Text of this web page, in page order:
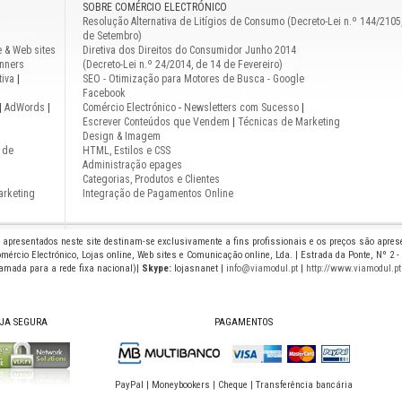
Web sites
AdWords
de
SOBRE COMÉRCIO ELECTRÓNICO
Resolução Alternativa de Litígios de Consumo (Decreto-Lei n.º 144/
de Setembro)
Diretiva dos Direitos do Consumidor Junho 2014
(Decreto-Lei n.º 24/2014, de 14 de Fevereiro)
SEO - Otimização para Motores de Busca - Google
Facebook
Comércio Electrónico - Newsletters com Sucesso
Escrever Conteúdos que Vendem
Técnicas de Marketing
Design & Imagem
HTML, Estilos e CSS
Administração epages
Categorias, Produtos e Clientes
Integração de Pagamentos Online
apresentados neste site destinam-se exclusivamente a fins profissionais e os preços são
Electrónico, Lojas online, Web sites e Comunicação online, Lda. | Estrada da Ponte, Nº 2 -
para a rede fixa nacional)| Skype: lojasnanet | info@viamodul.pt http://www.viamodul.pt
SEGURA PAGAMENTOS
PayPal | Moneybookers | Cheque | Transferência bancária